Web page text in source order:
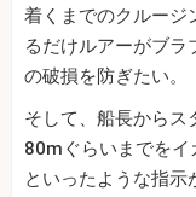
着くまでのクルージ
るだけルアーがブラ
の破損を防ぎたい。
そして、船長から
80mぐらいまでをイ
といったような指示